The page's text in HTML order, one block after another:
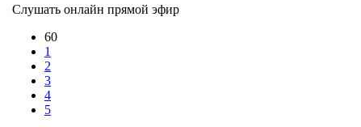
Слушать онлайн прямой эфир
60
1
2
3
4
5